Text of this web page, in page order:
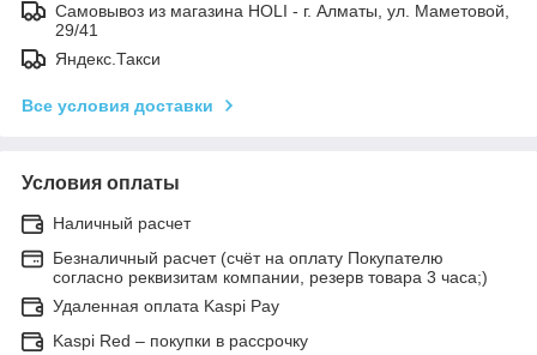
Самовывоз из магазина HOLI - г. Алматы, ул. Маметовой,
29/41
Яндекс.Такси
Все условия доставки
Условия оплаты
Наличный расчет
Безналичный расчет (счёт на оплату Покупателю
согласно реквизитам компании, резерв товара 3 часа;)
Удаленная оплата Kaspi Pay
Kaspi Red – покупки в рассрочку